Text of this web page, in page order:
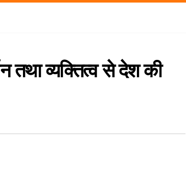
तथा व्यक्तित्व से देश की